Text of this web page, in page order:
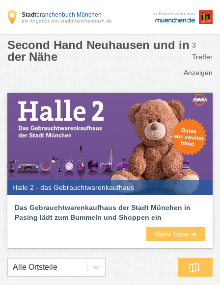
Stadtbranchenbuch München
ein Angebot von stadtbranchenbuch.de
in Konzession von
Second Hand Neuhausen und in
der Nähe
3
Treffer
Anzeigen
Halle 2 - das Gebrauchtwarenkaufhaus
Das Gebrauchtwarenkaufhaus der Stadt München in
Pasing lädt zum Bummeln und Shoppen ein
Mehr Infos ➜
Alle Ortsteile